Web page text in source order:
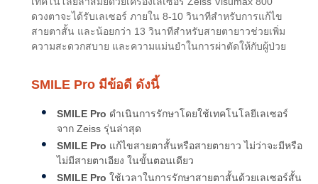
PRK
Monovision
Ferrara rings
กิจกรรมและข่าวสาร
ติดต่อเรา
ดวงตาจะได้รับเลเซอร์ ภายใน 8-10 วินาทีสำหรับการแก้ไข
สายตาสั้น และน้อยกว่า 13 วินาทีสำหรับสายตายาวช่วยเพิ่ม
ความสะดวกสบาย และความแม่นยำในการผ่าตัดให้กับผู้ป่วย
SMILE Pro มีข้อดี ดังนี้
SMILE Pro ดำเนินการรักษาโดยใช้เทคโนโลยีเลเซอร์
จาก Zeiss รุ่นล่าสุด
SMILE Pro แก้ไขสายตาสั้นหรือสายตายาว ไม่ว่าจะมีหรือ
ไม่มีสายตาเอียง ในขั้นตอนเดียว
SMILE Pro ใช้เวลาในการรักษาสายตาสั้นด้วยเลเซอร์สั้น